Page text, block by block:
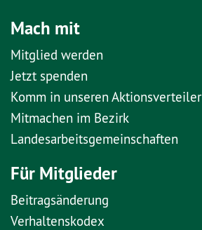
Mach mit
Mitglied werden
Jetzt spenden
Komm in unseren Aktionsverteiler
Mitmachen im Bezirk
Landesarbeitsgemeinschaften
Für Mitglieder
Beitragsänderung
Verhaltenskodex